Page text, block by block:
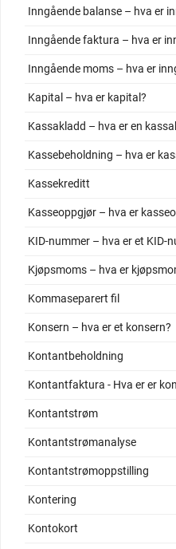
Inngående balanse – hva er
Inngående faktura – hva er
Inngående moms – hva er
Kapital – hva er kapital?
Kassakladd – hva er en
Kassebeholdning – hva er
Kassekreditt
Kasseoppgjør – hva er
KID-nummer – hva er et KID-
Kjøpsmoms – hva er
Kommaseparert fil
Konsern – hva er et konsern?
Kontantbeholdning
Kontantfaktura - Hva er er
Kontantstrøm
Kontantstrømanalyse
Kontantstrømoppstilling
Kontering
Kontokort